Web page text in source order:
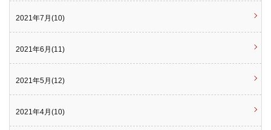
2021年7月(10)
2021年6月(11)
2021年5月(12)
2021年4月(10)